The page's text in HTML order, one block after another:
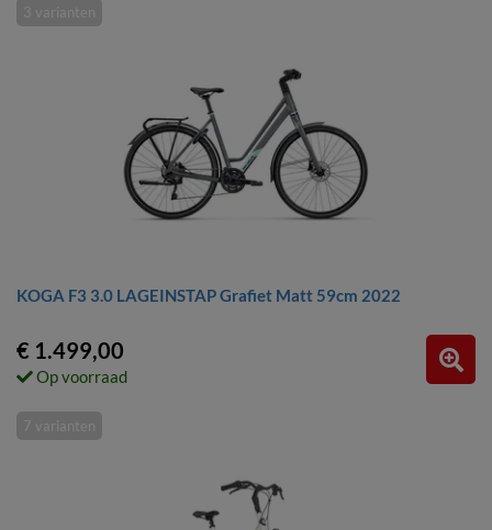
KOGA F3 3.0 LAGEINSTAP Grafiet Matt 59cm 2022
3 varianten
€ 1.499,00
Op voorraad
7 varianten